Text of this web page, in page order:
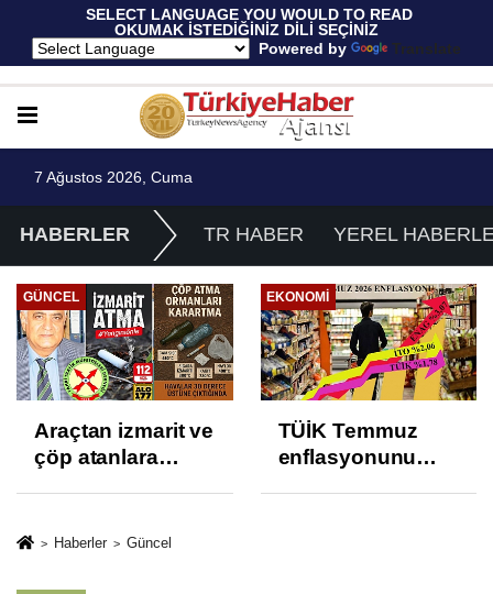
SELECT LANGUAGE YOU WOULD TO READ
OKUMAK İSTEDİĞİNİZ DİLİ SEÇİNİZ
Powered by
Translate
7 Ağustos 2026, Cuma
HABERLER TR HABER YEREL
GÜNCEL
Araçtan izmarit ve
çöp atanlara
izmariti
EKONOMI
TÜİK Temmuz
enflasyonunu
Haberler Güncel